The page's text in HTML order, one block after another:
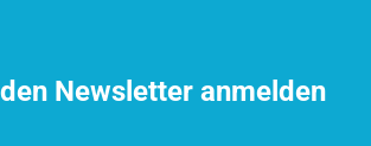
Newsletter anmelden